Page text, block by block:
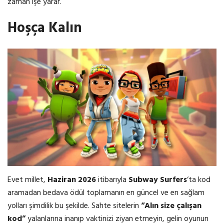
Hoşça Kalın
Evet millet, Haziran 2026itibarıyla Subway Surfers‘ta kod
aramadan bedava ödül toplamanın en güncel ve en sağlam
yolları şimdilik bu şekilde. Sahte sitelerin“Alın size çalışan
kod”yalanlarına inanıp vaktinizi ziyan etmeyin, gelin oyunun